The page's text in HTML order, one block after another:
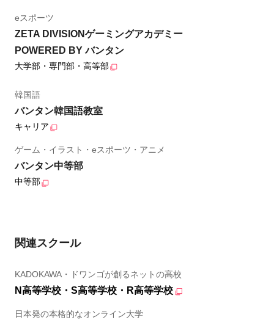
eスポーツ
ZETA DIVISIONゲーミングアカデミー
POWERED BY バンタン
大学部・専門部・高等部
韓国語
バンタン韓国語教室
キャリア
ゲーム・イラスト・eスポーツ・アニメ
バンタン中等部
中等部
関連スクール
KADOKAWA・ドワンゴが創るネットの高校
N高等学校・S高等学校・R高等学校
日本発の本格的なオンライン大学